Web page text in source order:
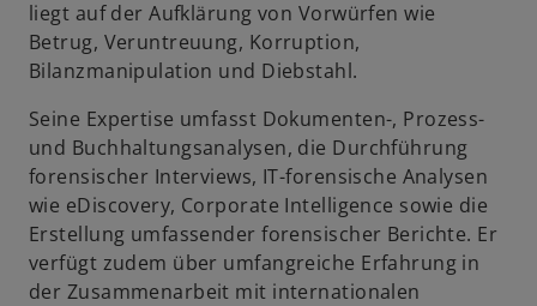
r
t
e
g
e
ö
f
liegt auf der Aufklärung von Vorwürfen wie
Betrug, Veruntreuung, Korruption,
Bilanzmanipulation und Diebstahl.
Seine Expertise umfasst Dokumenten-, Prozess-
und Buchhaltungsanalysen, die Durchführung
forensischer Interviews, IT-forensische Analysen
wie eDiscovery, Corporate Intelligence sowie die
Erstellung umfassender forensischer Berichte. Er
verfügt zudem über umfangreiche Erfahrung in
der Zusammenarbeit mit internationalen